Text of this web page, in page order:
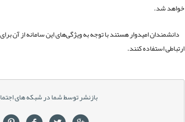
خواهد شد.
دانشمندان امیدوار هستند با توجه به ویژگی‌های این سامانه از آن
ارتباطی استفاده کنند.
بازنشر توسط شما در شبکه های